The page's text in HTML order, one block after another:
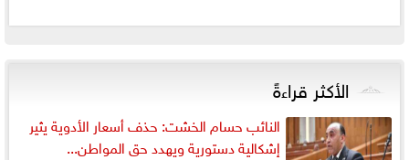
الأكثر قراءةً
النائب حسام الخشت: حذف أسعار الأدوية يثير
إشكالية دستورية ويهدد حق المواطن...